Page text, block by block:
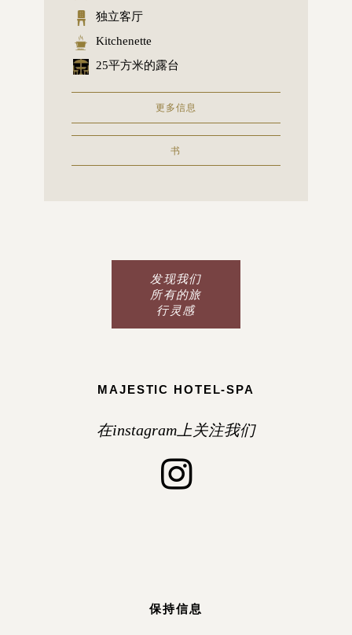
独立客厅
Kitchenette
25平方米的露台
更多信息
书
发现我们
所有的旅
行灵感
MAJESTIC HOTEL-SPA
在instagram上关注我们
保持信息